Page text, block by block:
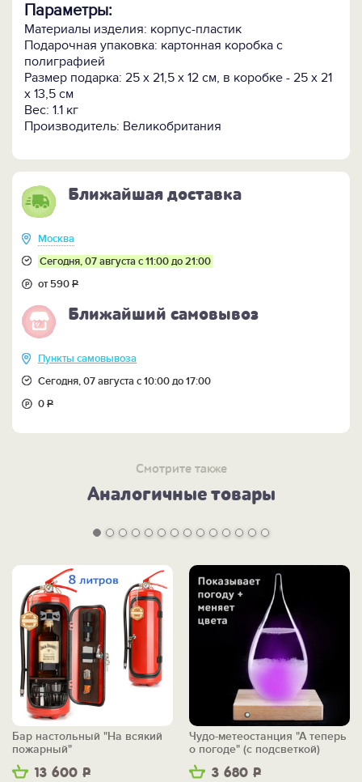
Параметры:
Материалы изделия: корпус-пластик
Подарочная упаковка: картонная коробка с
полиграфией
Размер подарка: 25 х 21,5 x 12 см, в коробке - 25 х 21
х 13,5 см
Вес: 1.1 кг
Производитель: Великобритания
Ближайшая доставка
Москва
Сегодня, 07 августа с 11:00 до 21:00
от 590Р
Ближайший самовывоз
Пункты самовывоза
Сегодня, 07 августа с 10:00 до 17:00
0Р
Смотрите также
Аналогичные товары
13 600 Р
Бар настольный "На всякий
пожарный"
3 680 Р
Чудо-метеостанция "А теперь
о погоде" (с подсветкой)